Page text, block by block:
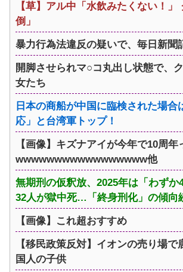
【草】アル中「水飲みたくない！
倒」
暴力行為法違反の疑いで、毎日新聞
開脚させられマ○コ丸出し状態で、
女たち
日本の商船が中国に臨検された場合
応」と台湾軍トップ！
【画像】キズナアイが今年で10周年
wwwwwwwwwwwwwwwww他
無期刑の仮釈放、2025年は「わずか
32人が獄中死…「終身刑化」の傾向
【画像】これ超おすすめ
【移民政策反対】イオンの売り場で
国人の子供